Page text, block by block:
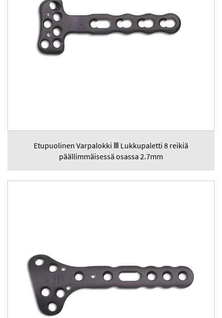
Etupuolinen Varpalokki Ⅲ Lukkupaletti 8 reikiä
päällimmäisessä osassa 2.7mm